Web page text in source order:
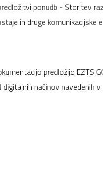
ponudb - Storitev
in druge komunikacijske
predložijo EZTS
digitalnih načinov navedenih v